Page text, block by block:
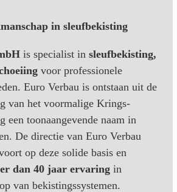
in sleufbekisting
is specialist insleufbekisting,
voor professionele
Euro Verbau is ontstaan uit de
van het voormalige Krings-
een toonaangevende naam in
De directie van Euro Verbau
op deze solide basis en
dan 40 jaar ervaring in
van bekistingssystemen.